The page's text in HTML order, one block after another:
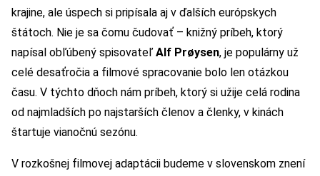
krajine, ale úspech si pripísala aj v ďalších európskych
štátoch. Nie je sa čomu čudovať – knižný príbeh, ktorý
napísal obľúbený spisovateľAlf Prøysen, je populárny už
celé desaťročia a filmové spracovanie bolo len otázkou
času. V týchto dňoch nám príbeh, ktorý si užije celá rodina
od najmladších po najstarších členov a členky, v kinách
štartuje vianočnú sezónu.
V rozkošnej filmovej adaptácii budeme v slovenskom znení